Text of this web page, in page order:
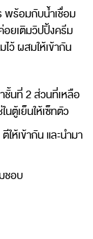
พร้อมกับน้ำเชื่อม
อยเติมวิปปิ้งครีม
ว้ ผสมให้เข้ากัน
ชั้นที่ 2 ส่วนที่เหลือ
ตู้เย็นให้เซ็ทตัว
ห้เข้ากัน และนำมา
ชอบ